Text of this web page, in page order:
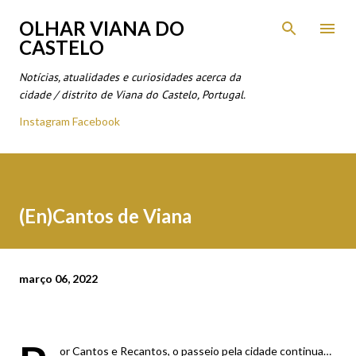
Avançar para o conteúdo principal
OLHAR VIANA DO
CASTELO
Notícias, atualidades e curiosidades acerca da
cidade / distrito de Viana do Castelo, Portugal.
Instagram Facebook
(En)Cantos de Viana
março 06, 2022
or Cantos e Recantos, o passeio pela cidade continua…